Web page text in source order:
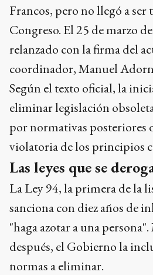
Francos, pero no llegó a ser
Congreso. El 25 de marzo
relanzado con la firma del
coordinador, Manuel
Según el texto oficial, la
eliminar legislación
por normativas posteriores
violatoria de los principios
Las leyes que se
La Ley 94, la primera de la
sanciona con diez años de
"haga azotar a una
después, el Gobierno la
normas a eliminar.